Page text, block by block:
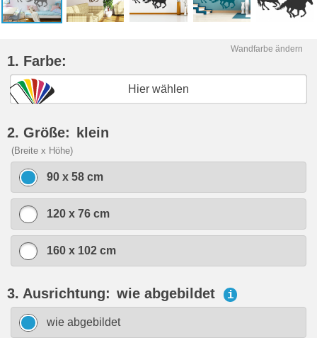
Wandfarbe ändern
1. Farbe:
Hier wählen
2. Größe: klein
(Breite x Höhe)
90 x 58 cm
120 x 76 cm
160 x 102 cm
3. Ausrichtung: wie abgebildet i
wie abgebildet